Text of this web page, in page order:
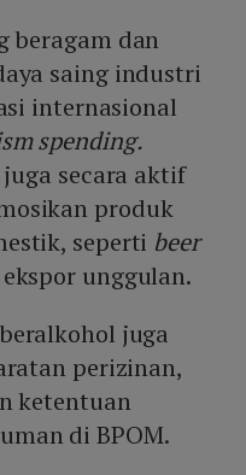
beragam dan
saing industri
internasional
spending.
secara aktif
produk
seperti beer
unggulan.
juga
perizinan,
ketentuan
di BPOM.